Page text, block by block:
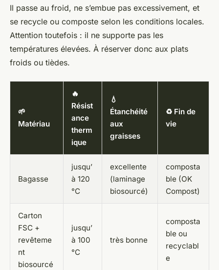
Il passe au froid, ne s’embue pas excessivement, et
se recycle ou composte selon les conditions locales.
Attention toutefois : il ne supporte pas les
températures élevées. À réserver donc aux plats
froids ou tièdes.
🌱
Matériau
🔥
Résist
ance
therm
ique
💧
Étanchéité
aux
graisses
♻️ Fin de
vie
Bagasse
jusqu’
à 120
°C
excellente
(laminage
biosourcé)
composta
ble (OK
Compost)
Carton
FSC +
revêteme
nt
biosourcé
jusqu’
à 100
°C
très bonne
composta
ble ou
recyclabl
e